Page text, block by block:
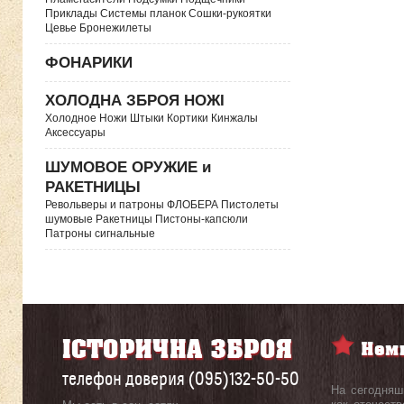
Приклады Системы планок Сошки-рукоятки
Цевье Бронежилеты
ФОНАРИКИ
ХОЛОДНА ЗБРОЯ НОЖІ
Холодное Ножи Штыки Кортики Кинжалы
Аксессуары
ШУМОВОЕ ОРУЖИЕ и
РАКЕТНИЦЫ
Револьверы и патроны ФЛОБЕРА Пистолеты
шумовые Ракетницы Пистоны-капсюли
Патроны сигнальные
телефон доверия (095)132-50-50
На